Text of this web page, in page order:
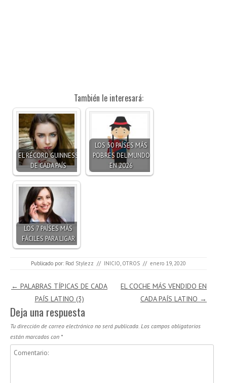
También le interesará:
EL RÉCORD GUINNESS
DE CADA PAÍS
LOS 50 PAÍSES MÁS
POBRES DEL MUNDO
EN 2026
LOS 7 PAÍSES MÁS
FÁCILES PARA LIGAR
Publicado por: Rod Stylezz // INICIO OTROS // enero 19, 2020
Navegación de entradas
← PALABRAS TÍPICAS DE CADA
PAÍS LATINO (3)
EL COCHE MÁS VENDIDO EN
CADA PAÍS LATINO →
Deja una respuesta
Tu dirección de correo electrónico no será publicada. Los campos obligatorios
están marcados con *